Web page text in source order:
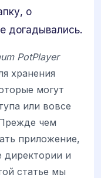
о
догадывались.
PotPlayer
хранения
могут
или вовсе
чем
приложение,
директории и
статье мы